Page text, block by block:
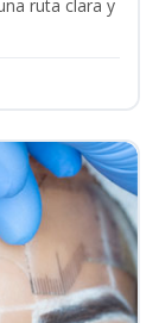
ruta clara y